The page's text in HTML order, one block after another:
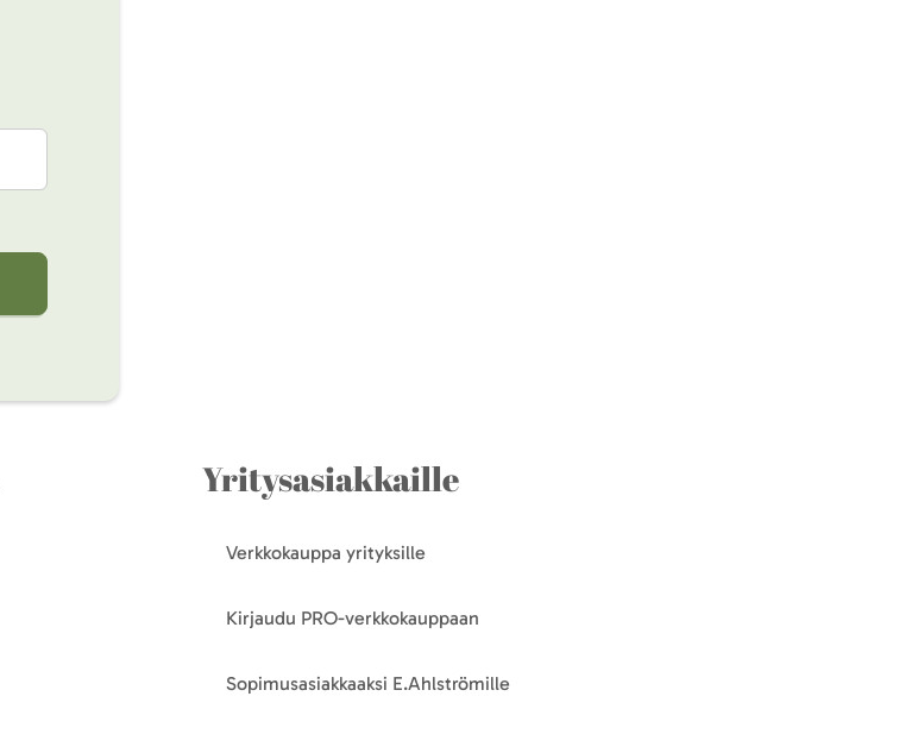
Yritysasiakkaille
Verkkokauppa yrityksille
Kirjaudu PRO-verkkokauppaan
Sopimusasiakkaaksi E.Ahlströmille